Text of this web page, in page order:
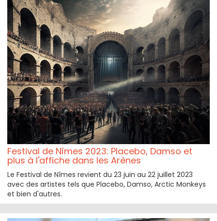
Festival de Nîmes 2023: Placebo, Damso et
plus à l'affiche dans les Arènes
Le Festival de Nîmes revient du 23 juin au 22 juillet 2023
avec des artistes tels que Placebo, Damso, Arctic Monkeys
et bien d'autres.